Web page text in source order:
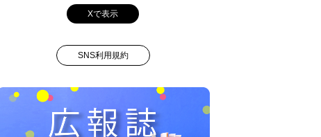
Xで表示
SNS利用規約